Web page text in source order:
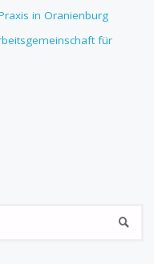
in Oranienburg
für